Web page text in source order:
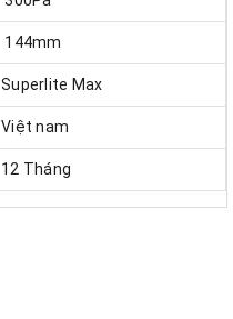
144mm
Superlite Max
Việt nam
12 Tháng